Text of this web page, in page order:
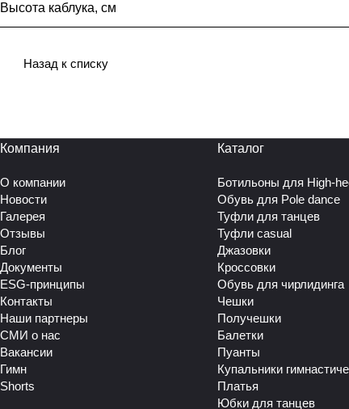
Высота каблука, см
Назад к списку
Компания
О компании
Новости
Галерея
Отзывы
Блог
Документы
ESG-принципы
Контакты
Наши партнеры
СМИ о нас
Вакансии
Гимн
Shorts
Каталог
Ботильоны для High-
Обувь для Pole dance
Туфли для танцев
Туфли casual
Джазовки
Кроссовки
Обувь для чирлидинга
Чешки
Получешки
Балетки
Пуанты
Купальники
Платья
Юбки для танцев